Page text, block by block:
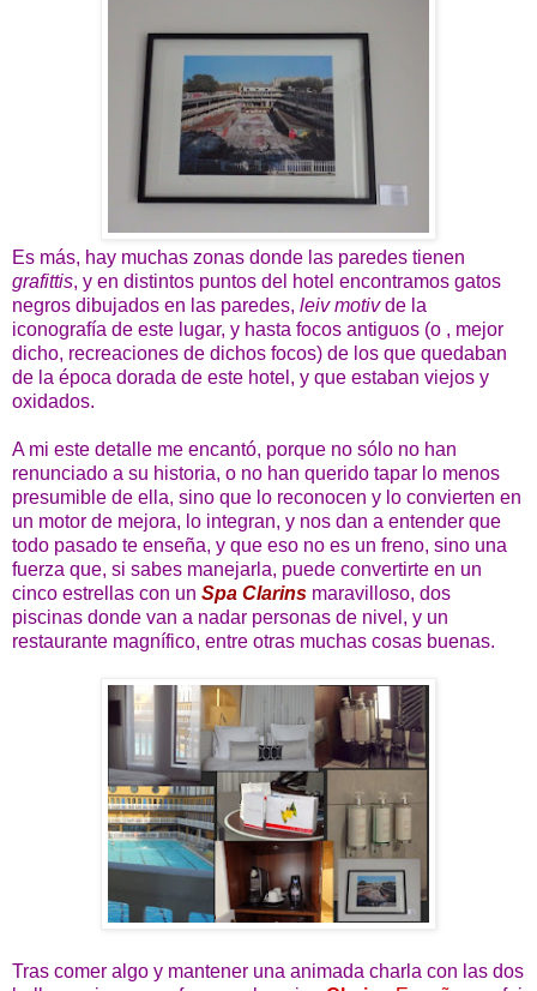
Es más, hay muchas zonas donde las paredes tienen
grafittis, y en distintos puntos del hotel encontramos gatos
negros dibujados en las paredes, leiv motivde la
iconografía de este lugar, y hasta focos antiguos (o , mejor
dicho, recreaciones de dichos focos) de los que quedaban
de la época dorada de este hotel, y que estaban viejos y
oxidados.
A mi este detalle me encantó, porque no sólo no han
renunciado a su historia, o no han querido tapar lo menos
presumible de ella, sino que lo reconocen y lo convierten en
un motor de mejora, lo integran, y nos dan a entender que
todo pasado te enseña, y que eso no es un freno, sino una
fuerza que, si sabes manejarla, puede convertirte en un
cinco estrellas con un Spa Clarins maravilloso, dos
piscinas donde van a nadar personas de nivel, y un
restaurante magnífico, entre otras muchas cosas buenas.
Tras comer algo y mantener una animada charla con las dos